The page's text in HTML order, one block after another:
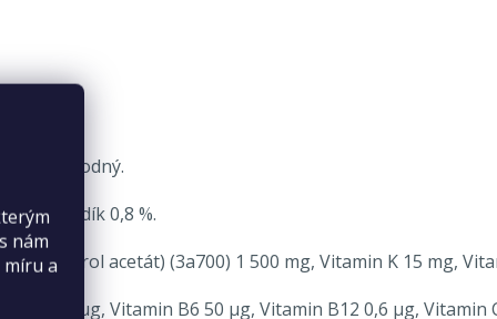
nám
a
sodný.
9 %, Sodík 0,8 %.
(α-tokoferol acetát) (3a700) 1 500 mg, Vitamin K 15
B2 60 µg, Vitamin B6 50 µg, Vitamin B12 0,6 µg,